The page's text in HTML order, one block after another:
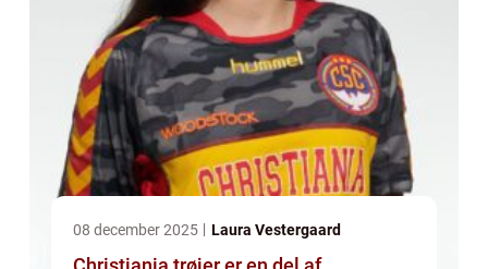
08 december 2025 Laura Vestergaard